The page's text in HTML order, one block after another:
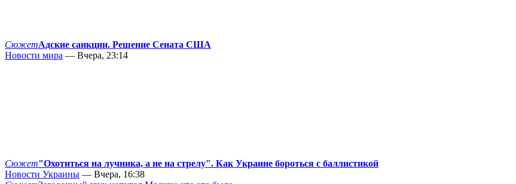
СюжетАдские санкции. Решение Сената США
Новости мира — Вчера, 23:14
Сюжет"Охотиться на лучника, а не на стрелу". Как Украине бороться с баллистикой
Новости Украины — Вчера, 16:38